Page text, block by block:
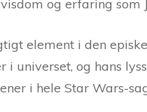
og erfaring som
element i den
universet, og hans
i hele Star Wars-